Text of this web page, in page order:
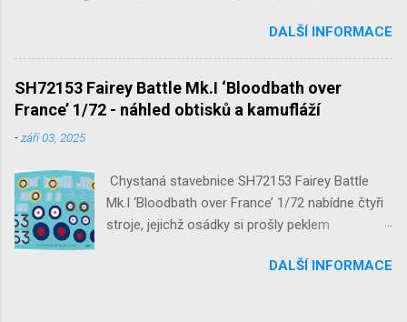
raketovou protiletadlovou zbraň. V setu 3148
detailní odlitky této zbraně, v měřítku 1/35,
doplní leptané popruhy nábojových schránek.
DALŠÍ INFORMACE
SH72153 Fairey Battle Mk.I ‘Bloodbath over
France’ 1/72 - náhled obtisků a kamufláží
-září 03, 2025
Chystaná stavebnice SH72153 Fairey Battle
Mk.I ‘Bloodbath over France’ 1/72 nabídne čtyři
stroje, jejichž osádky si prošly peklem
DALŠÍ INFORMACE